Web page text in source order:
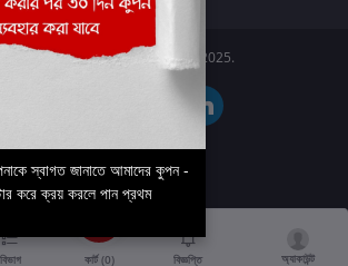
Haat™ | © All rights reserved 2025.
বিভাগ কার্ট (0) বিজ্ঞপ্তি অ্যাকাউন্ট
স্বাগত জানাতে আমাদের কুপন -
করে ক্রয় করলে পান প্রথম